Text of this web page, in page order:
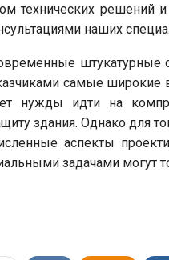
технических решений
наших
штукатурные
самые
нужды идти на
здания. Однако для
аспекты
задачами могут